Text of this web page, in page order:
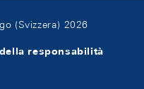
(Svizzera) 2026
responsabilità